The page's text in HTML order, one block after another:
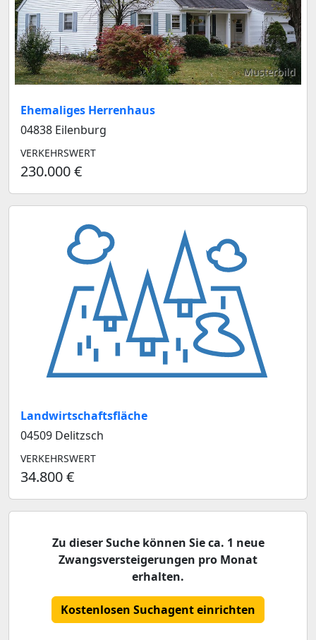
Musterbild
Ehemaliges Herrenhaus
04838 Eilenburg
VERKEHRSWERT
230.000 €
Landwirtschaftsfläche
04509 Delitzsch
VERKEHRSWERT
34.800 €
Zu dieser Suche können Sie ca. 1 neue
Zwangsversteigerungen pro Monat
erhalten.
Kostenlosen Suchagent einrichten